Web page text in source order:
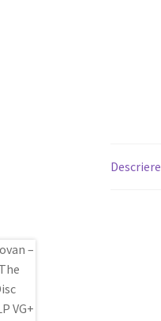
Descriere